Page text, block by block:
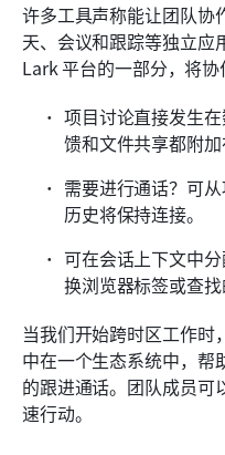
许多工具声称能让团队协
天、会议和跟踪等独立应
Lark 平台的一部分，将协
项目讨论直接发生
馈和文件共享都附加
需要进行通话？可
历史将保持连接。
可在会话上下文中
换浏览器标签或查找
当我们开始跨时区工作时
中在一个生态系统中，帮
的跟进通话。团队成员可
速行动。